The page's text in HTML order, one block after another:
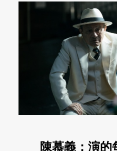
陳慕義：演的